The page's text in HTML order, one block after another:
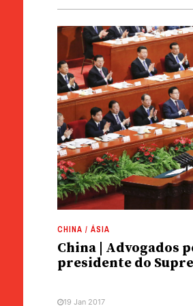
CHINA / ÁSIA
China | Advogados
presidente do
19 Jan 2017